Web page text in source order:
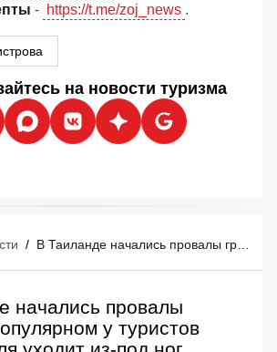
- https://t.me/zoj_news .
на новости туризма
/
начались провалы
у туристов